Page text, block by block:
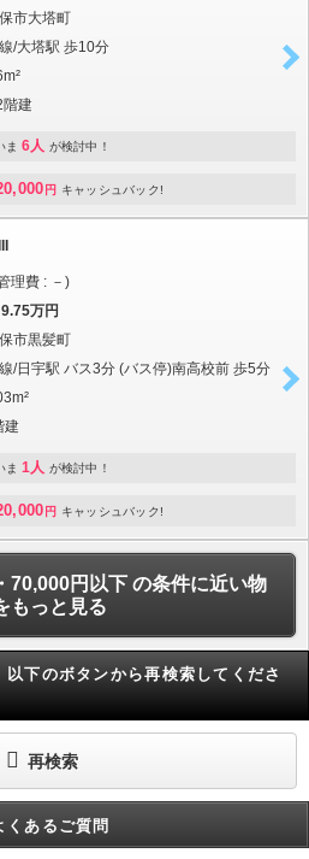
市大塔町
/大塔駅 歩10分
階建
ま 6人 が検討中！
円 キャッシュバック!
理費 : －)
9.75万円
市黒髪町
/日宇駅 バス3分 (バス停)南高校前 歩5分
建
ま 1人 が検討中！
円 キャッシュバック!
70,000円以下 の条件に近い物
もっと見る
下のボタンから再検索してくださ
再検索
あるご質問